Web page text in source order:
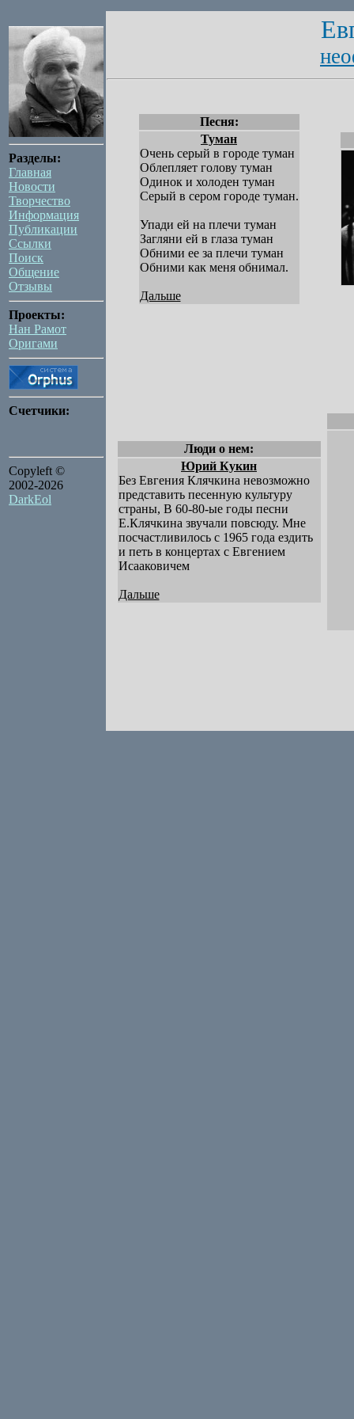
Разделы:
Главная
Новости
Творчество
Информация
Публикации
Ссылки
Поиск
Общение
Отзывы
Проекты:
Нан Рамот
Оригами
Счетчики:
Copyleft ©
2002-2026
DarkEol
Песня:
Туман
Очень серый в городе туман
Облепляет голову туман
Одинок и холоден туман
Серый в сером городе туман.
Упади ей на плечи туман
Загляни ей в глаза туман
Обними ее за плечи туман
Обними как меня обнимал.
Дальше
Люди о нем:
Юрий Кукин
Без Евгения Клячкина невозможно
представить песенную культуру
страны, В 60-80-ые годы песни
Е.Клячкина звучали повсюду. Мне
посчастливилось с 1965 года ездить
и петь в концертах с Евгением
Исааковичем
Дальше